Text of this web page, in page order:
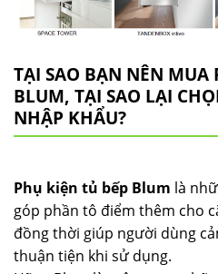
TẠI SAO BẠN NÊN MUA
BLUM, TẠI SAO LẠI
NHẬP KHẨU?
Phụ kiện tủ bếp Blum là
góp phần tô điểm thêm cho
đồng thời giúp người dùng
thuận tiện khi sử dụng.